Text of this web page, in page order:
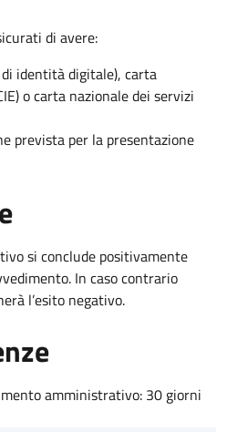
di avere:
identità digitale), carta
o carta nazionale dei servizi
prevista per la presentazione
si conclude positivamente
In caso contrario
l’esito negativo.
amministrativo: 30 giorni